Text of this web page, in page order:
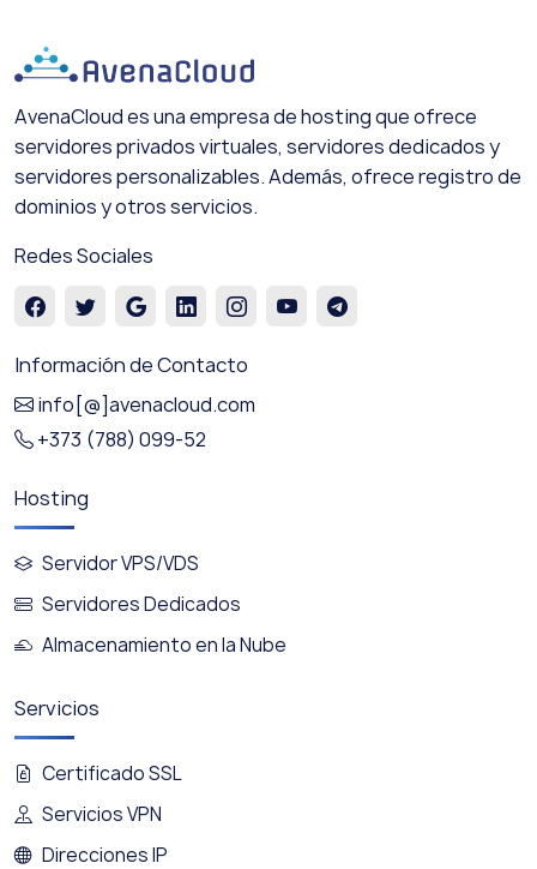
AvenaCloud es una empresa de hosting que ofrece
servidores privados virtuales, servidores dedicados y
servidores personalizables. Además, ofrece registro de
dominios y otros servicios.
Redes Sociales
Información de Contacto
info[@]avenacloud.com
+373 (788) 099-52
Hosting
Servidor VPS/VDS
Servidores Dedicados
Almacenamiento en la Nube
Servicios
Certificado SSL
Servicios VPN
Direcciones IP